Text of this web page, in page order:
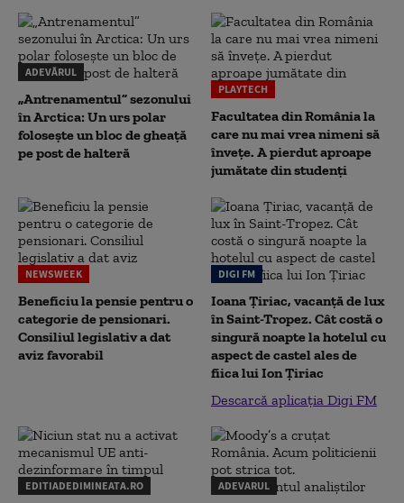
ADEVĂRUL
„Antrenamentul” sezonului
în Arctica: Un urs polar
folosește un bloc de gheață
pe post de halteră
PLAYTECH
Facultatea din România la
care nu mai vrea nimeni să
înveţe. A pierdut aproape
jumătate din studenţi
NEWSWEEK
Beneficiu la pensie pentru o
categorie de pensionari.
Consiliul legislativ a dat
aviz favorabil
DIGI FM
Ioana Țiriac, vacanță de lux
în Saint-Tropez. Cât costă o
singură noapte la hotelul cu
aspect de castel ales de
fiica lui Ion Țiriac
Descarcă aplicația Digi FM
EDITIADEDIMINEATA.RO ADEVARUL